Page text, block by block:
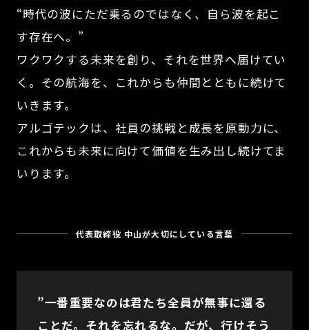
“時代の波にただ乗るのではなく、自ら波を起こ
す存在へ。”
ワクワクする未来を創り、それを世界へ届けてい
く。その航海を、これからも仲間とともに続けて
いきます。
アルゴテックは、社員の挑戦と成長を原動力に、
これからも未来に向けて価値を生み出し続けてま
いります。
代表取締役 中山が大切にしている言葉
”一番重要なのは君たち全員が無事に還る
ことだ。それを忘れるな。だが、行けそう